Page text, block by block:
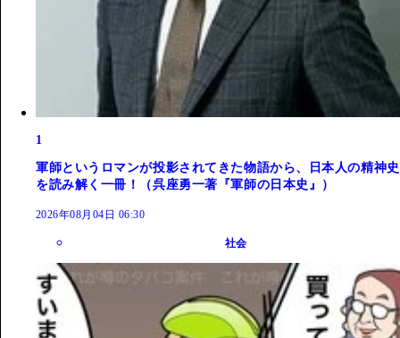
1
軍師というロマンが投影されてきた物語から、日本人の精神史
を読み解く一冊！（呉座勇一著『軍師の日本史』）
2026年08月04日 06:30
社会